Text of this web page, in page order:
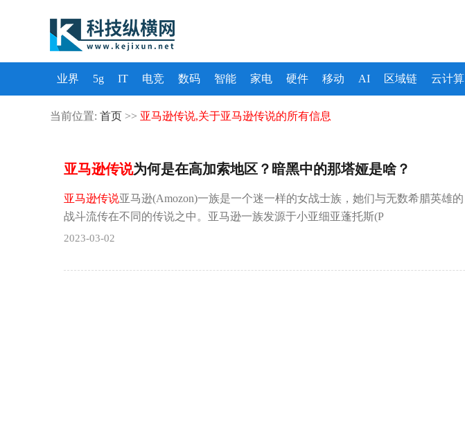
业界 5g IT 电竞 数码 智能 家电 硬件 移动 AI 区域链 云计算
当前位置: 首页 >> 亚马逊传说,关于亚马逊传说的所有信息
亚马逊传说为何是在高加索地区？暗黑中的那塔娅是啥？
亚马逊传说亚马逊(Amozon)一族是一个迷一样的女战士族，她们与无数希腊英雄的
战斗流传在不同的传说之中。亚马逊一族发源于小亚细亚蓬托斯(P
2023-03-02